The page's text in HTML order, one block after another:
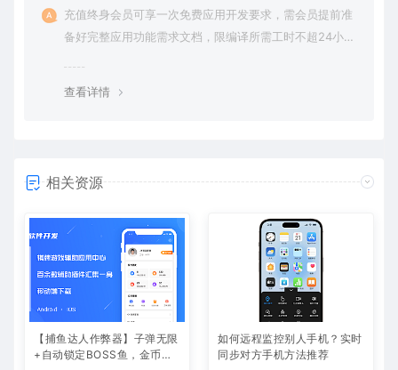
充值终身会员可享一次免费应用开发要求，需会员提前准
备好完整应用功能需求文档，限编译所需工时不超24小
查看详情
相关资源
【捕鱼达人作弊器】子弹无限
+自动锁定BOSS鱼，金币爆
如何远程监控别人手机？实时
同步对方手机方法推荐